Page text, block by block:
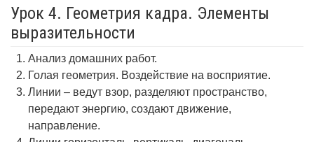
Урок 4. Геометрия кадра. Элементы
выразительности
Анализ домашних работ.
Голая геометрия. Воздействие на восприятие.
Линии – ведут взор, разделяют пространство,
передают энергию, создают движение,
направление.